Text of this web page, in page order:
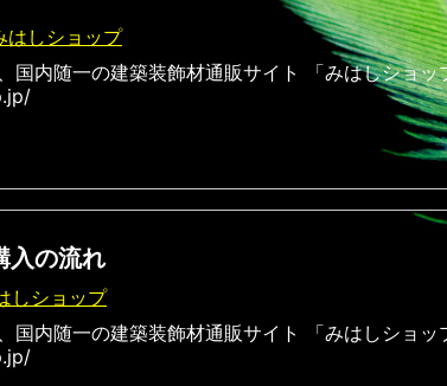
はしショップ
国内随一の建築装飾材通販サイト 「みはしショッ
入の流れ
しショップ
国内随一の建築装飾材通販サイト 「みはしショッ